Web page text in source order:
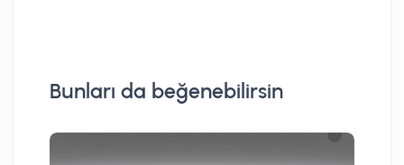
Bunları da beğenebilirsin